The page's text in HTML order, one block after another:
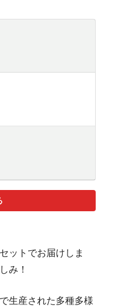
ットでお届けしま
み！
生産された多種多様